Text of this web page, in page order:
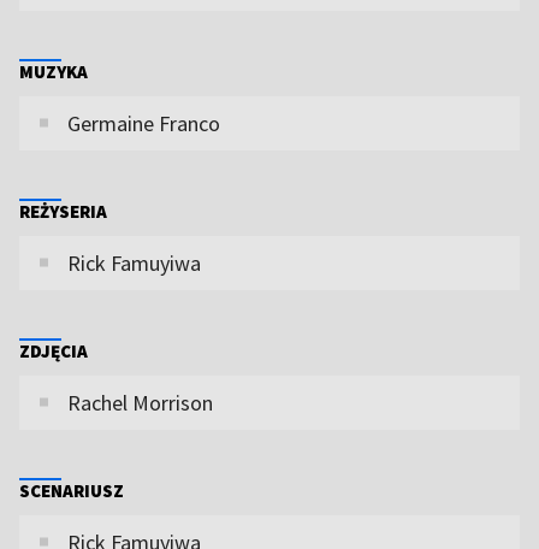
MUZYKA
Germaine Franco
REŻYSERIA
Rick Famuyiwa
ZDJĘCIA
Rachel Morrison
SCENARIUSZ
Rick Famuyiwa